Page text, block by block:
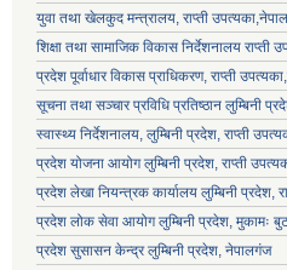
युवा तथा खेलकुद मन्त्रालय, राप्ती उपत्यका,नेपाल
शिक्षा तथा सामाजिक विकास निर्देशनालय राप्ती
प्रदेश पूर्वाधार विकास प्राधिकरण, राप्ती
सूचना तथा सञ्चार प्रविधि प्रतिष्ठान लुम्बिनी
स्वास्थ्य निर्देशनालय, लुम्बिनी प्रदेश, राप्ती
प्रदेश योजना आयोग लुम्बिनी प्रदेश, राप्ती
प्रदेश लेखा नियन्त्रक कार्यालय लुम्बिनी प्रदेश,
प्रदेश लोक सेवा आयोग लुम्बिनी प्रदेश, मुकामः
प्रदेश सुसासन केन्द्र लुम्बिनी प्रदेश, नेपालगंज